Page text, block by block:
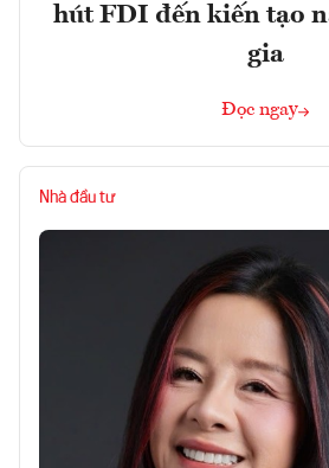
hút FDI đến kiến tạo
gia
Đọc ngay
Nhà đầu tư